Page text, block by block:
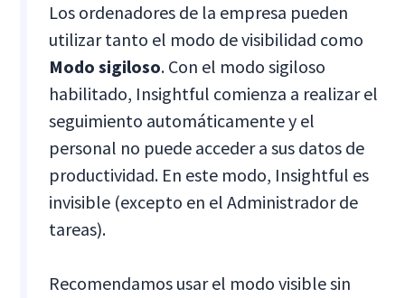
Los ordenadores de la empresa pueden
utilizar tanto el modo de visibilidad como
Modo sigiloso. Con el modo sigiloso
habilitado, Insightful comienza a realizar el
seguimiento automáticamente y el
personal no puede acceder a sus datos de
productividad. En este modo, Insightful es
invisible (excepto en el Administrador de
tareas).
Recomendamos usar el modo visible sin